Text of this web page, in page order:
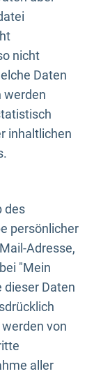
nicht
Daten
werden
inhaltlichen
des
persönlicher
Adresse,
"Mein
dieser Daten
von
aller